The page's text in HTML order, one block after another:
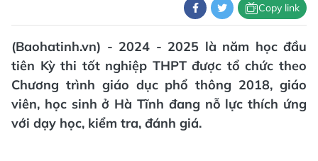
Copy link
(Baohatinh.vn) - 2024 - 2025 là năm học đầu
tiên Kỳ thi tốt nghiệp THPT được tổ chức theo
Chương trình giáo dục phổ thông 2018, giáo
viên, học sinh ở Hà Tĩnh đang nỗ lực thích ứng
với dạy học, kiểm tra, đánh giá.